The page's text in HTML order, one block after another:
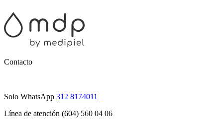
Contacto
Solo WhatsApp 312 8174011
Línea de atención (604) 560 04 06